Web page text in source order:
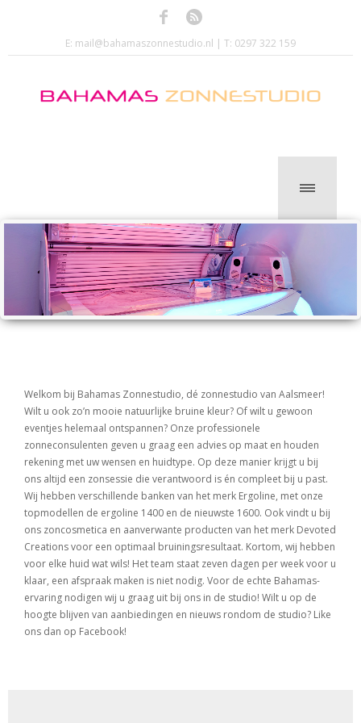
E: mail@bahamaszonnestudio.nl | T: 0297 322 159
Welkom bij Bahamas Zonnestudio, dé zonnestudio van Aalsmeer!
Wilt u ook zo’n mooie natuurlijke bruine kleur? Of wilt u gewoon
eventjes helemaal ontspannen? Onze professionele
zonneconsulenten geven u graag een advies op maat en houden
rekening met uw wensen en huidtype. Op deze manier krijgt u bij
ons altijd een zonsessie die verantwoord is én compleet bij u past.
Wij hebben verschillende banken van het merk Ergoline, met onze
topmodellen de ergoline 1400 en de nieuwste 1600. Ook vindt u bij
ons zoncosmetica en aanverwante producten van het merk Devoted
Creations voor een optimaal bruiningsresultaat. Kortom, wij hebben
voor elke huid wat wils! Het team staat zeven dagen per week voor u
klaar, een afspraak maken is niet nodig. Voor de echte Bahamas-
ervaring nodigen wij u graag uit bij ons in de studio! Wilt u op de
hoogte blijven van aanbiedingen en nieuws rondom de studio? Like
ons dan op Facebook!